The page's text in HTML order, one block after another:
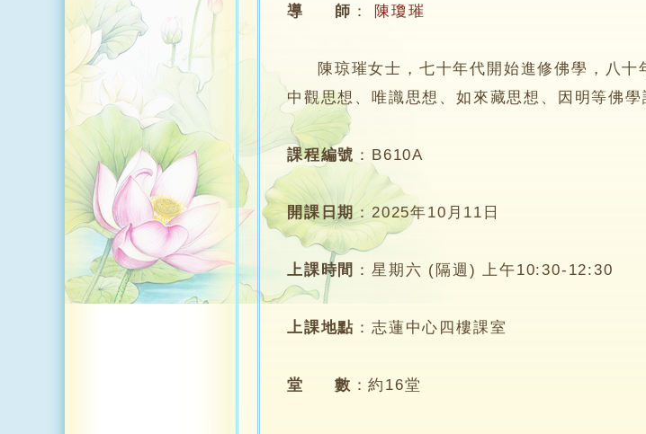
導 師 ： 陳瓊璀
陳琼璀女士，七十年代開始進修佛學，八十
中觀思想、唯識思想、如來藏思想、因明等佛
課程編號 ： B610A
開課日期：2025年10月11日
上課時間 ：星期六 (隔週) 上午10:30-12:30
上課地點 ：志蓮中心四樓課室
堂 數 ：約16堂